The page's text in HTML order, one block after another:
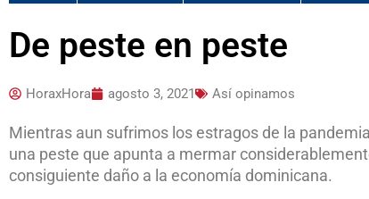
De peste en peste
HoraxHora agosto 3, 2021 Así opinamos
Mientras aun sufrimos los estragos de la
una peste que apunta a mermar
consiguiente daño a la economía dominicana.